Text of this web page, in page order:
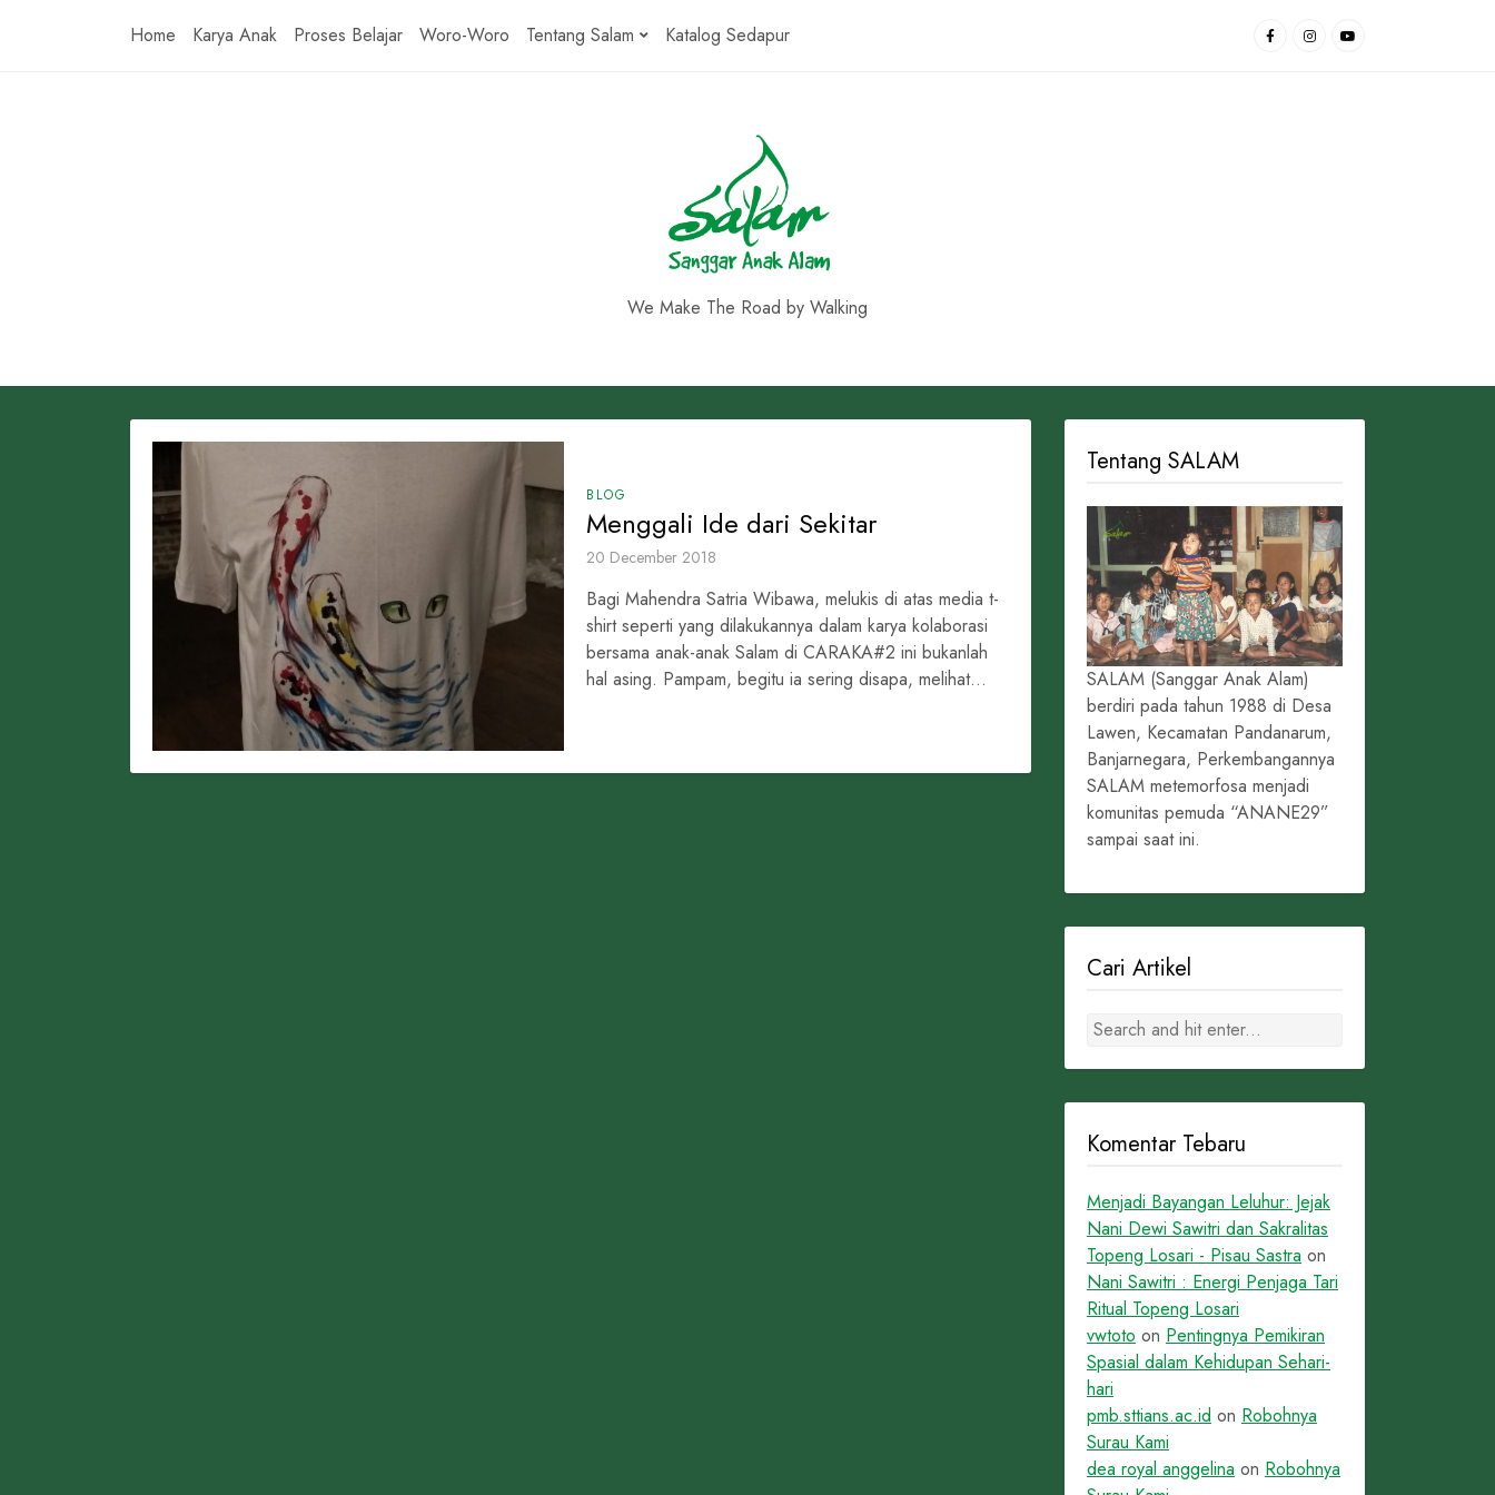
Home Karya Anak Proses Belajar Woro-Woro Tentang Salam Katalog Sedapur
We Make The Road by Walking
BLOG
Menggali Ide dari Sekitar
20 December 2018
Bagi Mahendra Satria Wibawa, melukis di atas media t-
shirt seperti yang dilakukannya dalam karya kolaborasi
bersama anak-anak Salam di CARAKA#2 ini bukanlah
hal asing. Pampam, begitu ia sering disapa, melihat...
Tentang SALAM
SALAM (Sanggar Anak Alam)
berdiri pada tahun 1988 di Desa
Lawen, Kecamatan Pandanarum,
Banjarnegara, Perkembangannya
SALAM metemorfosa menjadi
komunitas pemuda “ANANE29”
sampai saat ini.
Cari Artikel
Komentar Tebaru
Menjadi Bayangan Leluhur: Jejak
Nani Dewi Sawitri dan Sakralitas
Topeng Losari - Pisau Sastra on
Nani Sawitri : Energi Penjaga Tari
Ritual Topeng Losari
vwtoto on Pentingnya Pemikiran
Spasial dalam Kehidupan Sehari-
hari
pmb.sttians.ac.id on Robohnya
Surau Kami
dea royal anggelina on Robohnya